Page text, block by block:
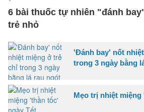
6 bài thuốc tự nhiên "đánh
trẻ nhỏ
'Đánh bay' nốt
trong 3 ngày bằng
Mẹo trị nhiệt